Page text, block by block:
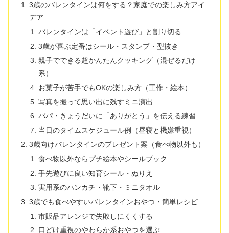
3歳のバレンタインは何をする？家庭での楽しみ方アイ
デア
バレンタインは「イベント遊び」と割り切る
3歳が喜ぶ定番はシール・スタンプ・型抜き
親子でできる超かんたんクッキング（混ぜるだけ
系）
お菓子が苦手でもOKの楽しみ方（工作・絵本）
写真を撮って思い出に残すミニ演出
パパ・きょうだいに「ありがとう」を伝える練習
当日のタイムスケジュール例（昼寝と機嫌重視）
3歳向けバレンタインのプレゼント案（食べ物以外も）
食べ物以外ならプチ絵本やシールブック
手先遊びに良い知育シール・ぬりえ
実用系のハンカチ・靴下・ミニタオル
3歳でも食べやすいバレンタインおやつ・簡単レシピ
市販品アレンジで失敗しにくくする
口どけ重視のやわらか系おやつを選ぶ